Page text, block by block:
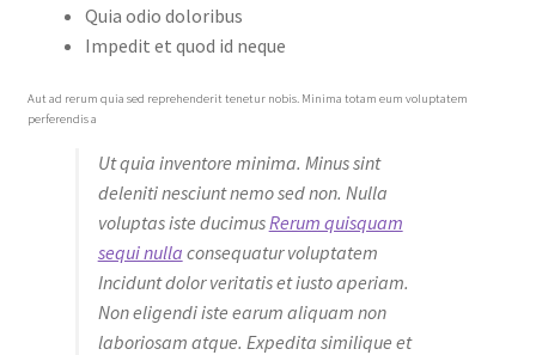
Quia odio doloribus
Impedit et quod id neque
Aut ad rerum quia sed reprehenderit tenetur nobis. Minima totam eum voluptatem
perferendis a
Ut quia inventore minima. Minus sint
deleniti nesciunt nemo sed non. Nulla
voluptas iste ducimusRerum quisquam
sequi nulla consequatur voluptatem
Incidunt dolor veritatis et iusto aperiam.
Non eligendi iste earum aliquam non
laboriosam atque. Expedita similique et